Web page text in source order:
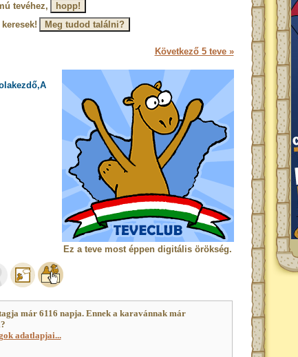
tevéhez,
Következő 5 teve »
Ez a teve most éppen digitális örökség.
már 6116 napja. Ennek a karavánnak már
adatlapjai...